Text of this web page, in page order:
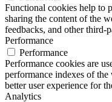
Functional cookies help to
sharing the content of the
feedbacks, and other third-
Performance
Performance
Performance cookies are
performance indexes of
better user experience for
Analytics